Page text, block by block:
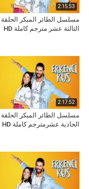
2:15:53
الثالثة عشر مترجم كاملة HD
2:17:52
الحادية عشرمترجم كاملة HD